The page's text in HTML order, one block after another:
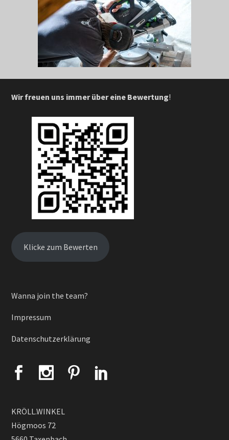
Wir freuen uns immer über eine Bewertung!
Klicke zum Bewerten
Wanna join the team?
Impressum
Datenschutzerklärung
KRÖLL.WINKEL
Högmoos 72